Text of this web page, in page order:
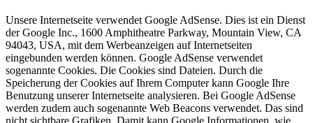
Unsere Internetseite verwendet Google AdSense. Dies ist ein Dienst
der Google Inc., 1600 Amphitheatre Parkway, Mountain View, CA
94043, USA, mit dem Werbeanzeigen auf Internetseiten
eingebunden werden können. Google AdSense verwendet
sogenannte Cookies. Die Cookies sind Dateien. Durch die
Speicherung der Cookies auf Ihrem Computer kann Google Ihre
Benutzung unserer Internetseite analysieren. Bei Google AdSense
werden zudem auch sogenannte Web Beacons verwendet. Das sind
nicht sichtbare Grafiken. Damit kann Google Informationen, wie